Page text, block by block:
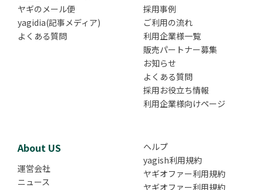
ヤギのメール便
yagidia(記事メディア)
よくある質問
採用事例
ご利用の流れ
利用企業様一覧
販売パートナー募集
お知らせ
よくある質問
採用お役立ち情報
利用企業様向けページ
About US
運営会社
ニュース
ヘルプ
yagish利用規約
ヤギオファー利用規約
ヤギオファー利用規約